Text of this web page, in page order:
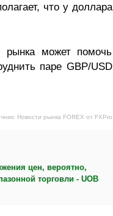
что у доллара
рынка может помочь
паре GBP/USD
Новости рынка FOREX от FXPro
цен, вероятно,
торговли - UOB